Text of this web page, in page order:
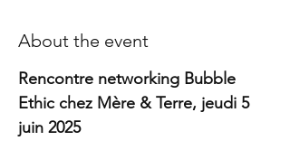
About the event
Rencontre networking Bubble
Ethic chez Mère & Terre, jeudi 5
juin 2025